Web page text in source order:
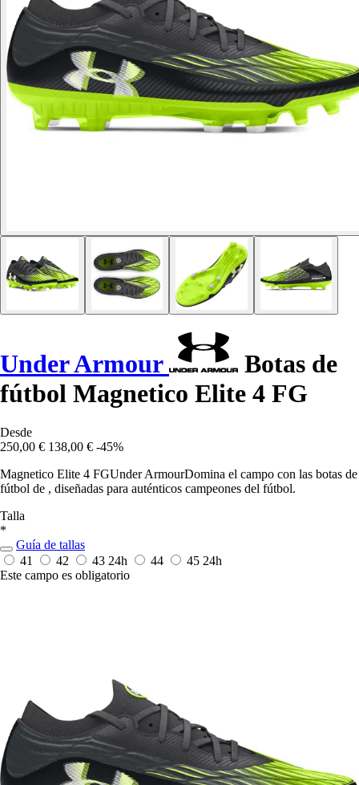
Under Armour
Botas de
fútbol Magnetico Elite 4 FG
Desde
250,00 € 138,00 € -45%
Magnetico Elite 4 FGUnder ArmourDomina el campo con las botas de
fútbol de , diseñadas para auténticos campeones del fútbol.
Talla
*
Guía de tallas
41
42 43 24h 44 45 24h
Este campo es obligatorio